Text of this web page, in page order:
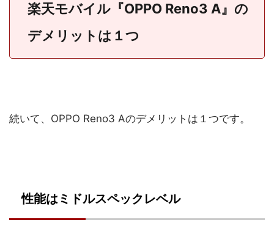
楽天モバイル『OPPO Reno3 A』の
デメリットは１つ
続いて、OPPO Reno3 Aのデメリットは１つです。
性能はミドルスペックレベル